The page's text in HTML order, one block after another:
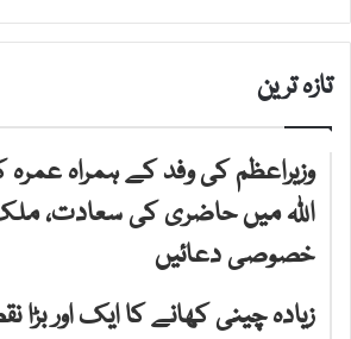
تازہ ترین
وزیراعظم کی وفد کے ہمراہ عمرہ
اللہ میں حاضری کی سعادت،
خصوصی دعائیں
زیادہ چینی کھانے کا ایک اور بڑا